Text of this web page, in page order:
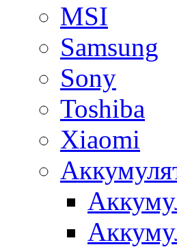
MSI
Samsung
Sony
Toshiba
Xiaomi